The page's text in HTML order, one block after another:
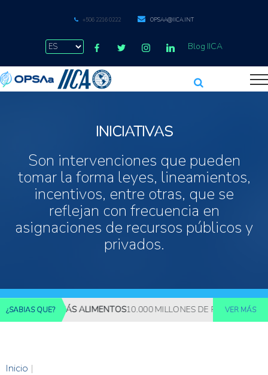
+506 2216 0222 OPSAA@IICA.INT
Blog IICA
INICIATIVAS
Son intervenciones que pueden
tomar la forma leyes, lineamientos,
incentivos, entre otras, que se
reflejan con frecuencia en
asignaciones de recursos públicos y
privados.
¿SABIAS QUE?MÁS ALIMENTOS10.000 MILLONES DE PERSONASVER MÁS
Inicio |